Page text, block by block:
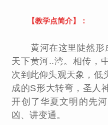
【教学点简介】：
黄河在这里陡然形
天下黄河..湾。相传，
次到此仰头观天象，低
成的S形大转弯，圣人
开创了华夏文明的先
凶、讲变通。